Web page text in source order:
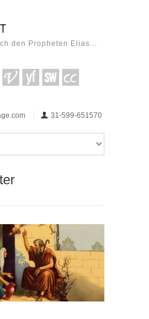
den Propheten Elias...
31-599-651570